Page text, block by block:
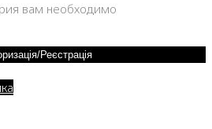
вам необходимо
Реєстрація